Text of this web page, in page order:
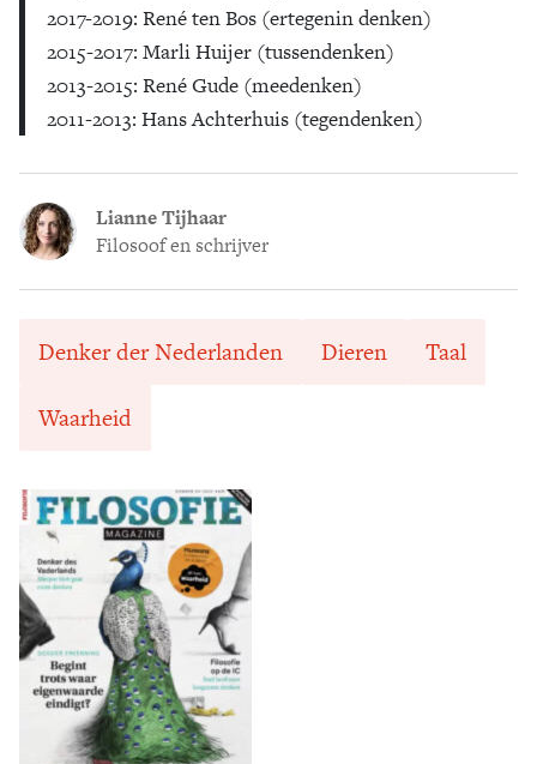
2017-2019: René ten Bos (ertegenin denken)
2015-2017: Marli Huijer (tussendenken)
2013-2015: René Gude (meedenken)
2011-2013: Hans Achterhuis (tegendenken)
Lianne Tijhaar
Filosoof en schrijver
Denker der Nederlanden Dieren Taal
Waarheid